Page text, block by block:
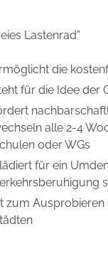
Lastenrad”
die
für die Idee der
alle 2-4
oder WGs
für ein
zum